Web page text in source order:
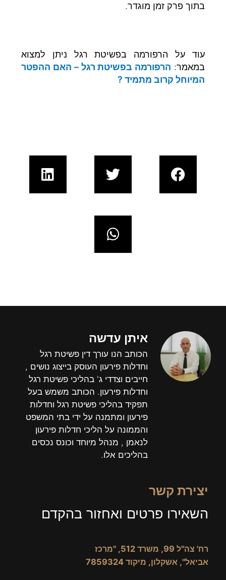
בתוך פרק זמן מוגדר.
עוד על הרפורמה בפשיטת רגל ניתן למצוא
במאמר: הרפורמה בפשיטת רגל – האם ההפטר
המיוחל קרוב מתמיד ?
איתן עדשה
הכותב הנו עורך דין פשיטת רגל
וחדלות פירעון העוסק בייצוג נושים ,
חייבים וצדדי ג' בהליכי פשיטת רגל
וחדלות פירעון. הכותב משמש בעל
תפקיד בהליכי פשיטת רגל וחדלות
פירעון ומתמנה על ידי בתי המשפט
והממונה על הליכי חדלות פירעון
לנאמן , מנהל מיוחד וכונס נכסים
בהליכים אלו.
יצירת קשר
השאירו פרטים ואחזור בהקדם
רח' צה"ל 99, משרד 512, "מרכז
אביאל", אשקלון, מיקוד 7859324